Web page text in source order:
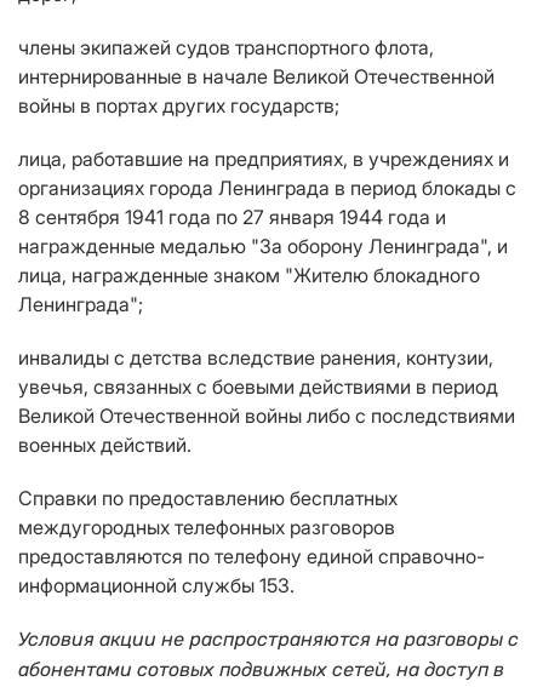
члены экипажей судов транспортного флота,
интернированные в начале Великой Отечественной
войны в портах других государств;
лица, работавшие на предприятиях, в учреждениях и
организациях города Ленинграда в период блокады с
8 сентября 1941 года по 27 января 1944 года и
награжденные медалью "За оборону Ленинграда", и
лица, награжденные знаком "Жителю блокадного
Ленинграда";
инвалиды с детства вследствие ранения, контузии,
увечья, связанных с боевыми действиями в период
Великой Отечественной войны либо с последствиями
военных действий.
Справки по предоставлению бесплатных
междугородных телефонных разговоров
предоставляются по телефону единой справочно-
информационной службы 153.
Условия акции не распространяются на разговоры с
абонентами сотовых подвижных сетей, на доступ в